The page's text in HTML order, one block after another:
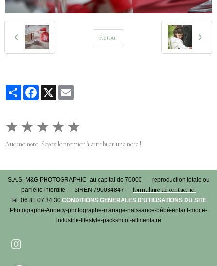
Retour
PartagerFacebook
X
★ ★ ★ ★ ★
Aucune note. Soyez le premier à attribuer une note !
S.A.S M&G PHOTOGRAPHIC au capital de 7000€ --- reproduction totale ou
partielle interdite --- SIREN 790034847 --- formulaire de contact ici
Tel: 06 81 07 34 30 CONDITIONS GENERALES D'UTILISATIONS DU SITE
Photographe-Annecy-photographe-mariage-naissance-bébé-enfant-mode-
industrie-lifestyle-packshoot-alimentaire